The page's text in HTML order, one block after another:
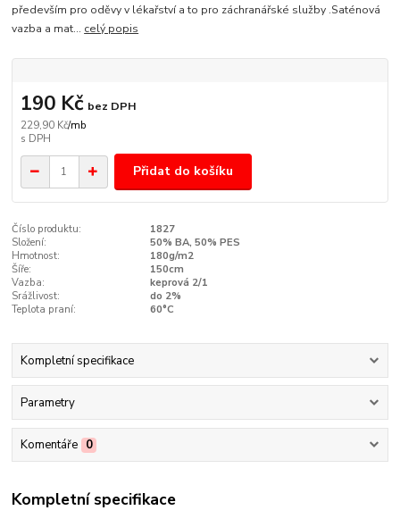
především pro oděvy v lékařství a to pro záchranářské služby .Saténová
vazba a mat... celý popis
229,90 Kč/mb
190 Kč bez DPH
Přidat do košíku
Číslo produktu:
1827
Složení:
50% BA, 50% PES
Hmotnost:
180g/m2
Šíře:
150cm
Vazba:
keprová 2/1
Srážlivost:
do 2%
Teplota praní:
60°C
Kompletní specifikace
Parametry
Komentáře 0
Kompletní specifikace